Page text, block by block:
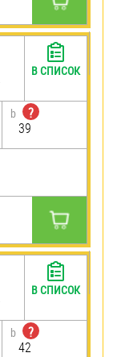
b
?
39
В СПИСОК
b
?
42
В СПИСОК